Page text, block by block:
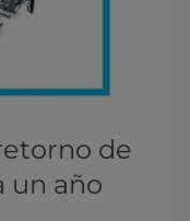
de
un año